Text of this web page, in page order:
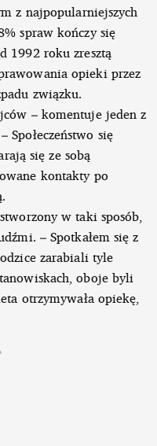
z najpopularniejszych
spraw kończy się
1992 roku zresztą
opieki przez
związku.
– komentuje jeden z
się
się ze sobą
kontakty po
w taki sposób,
– Spotkałem się z
zarabiali tyle
oboje byli
otrzymywała opiekę,